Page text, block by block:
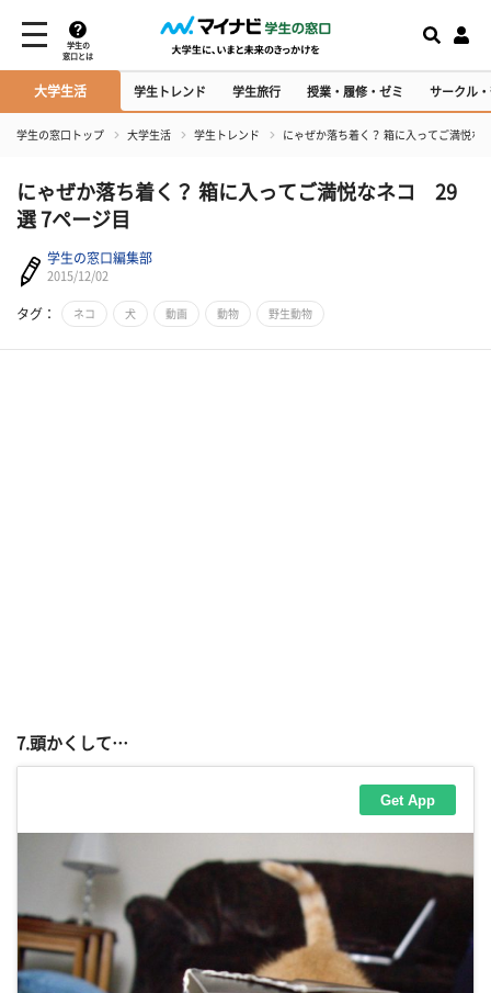
学生の
窓口とは
大学生活 学生トレンド 学生旅行 授業・履修・ゼミ サークル
学生の窓口トップ 大学生活 学生トレンド にゃぜか落ち着く？ 箱に入ってご満悦
にゃぜか落ち着く？ 箱に入ってご満悦なネコ 29
選 7ページ目
学生の窓口編集部
2015/12/02
タグ： ネコ 犬 動画 動物 野生動物
7.頭かくして…